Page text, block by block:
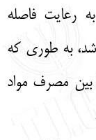
رعایت فاصله
به طوری که
بین مصرف مواد